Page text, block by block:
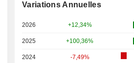
Variations Annuelles
2026 +12,34%
2025 +100,36%
2024 -7,49%